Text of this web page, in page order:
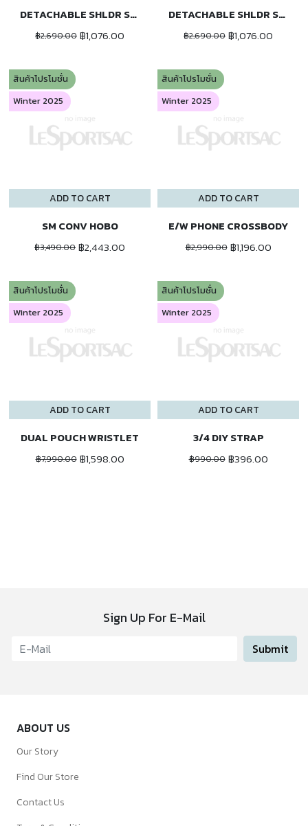
DETACHABLE SHLDR STRAP
฿2,690.00 ฿1,076.00
DETACHABLE SHLDR STRAP
฿2,690.00 ฿1,076.00
ADD TO CART
สินค้าโปรโมชั่น
Winter 2025
SM CONV HOBO
฿3,490.00 ฿2,443.00
ADD TO CART
สินค้าโปรโมชั่น
Winter 2025
E/W PHONE CROSSBODY
฿2,990.00 ฿1,196.00
ADD TO CART
สินค้าโปรโมชั่น
Winter 2025
DUAL POUCH WRISTLET
฿7,990.00 ฿1,598.00
ADD TO CART
สินค้าโปรโมชั่น
Winter 2025
3/4 DIY STRAP
฿990.00 ฿396.00
Sign Up For E-Mail
Submit
ABOUT US
Our Story
Find Our Store
Contact Us